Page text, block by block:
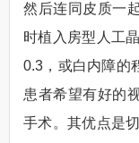
然后连同皮质一
时植入房型人工
0.3，或白内障的
患者希望有好的
手术。其优点是